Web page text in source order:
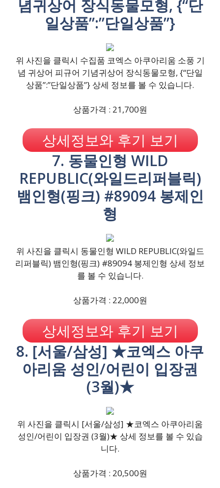
념귀상어 장식동물모형, {“단
일상품”:”단일상품”}
위 사진을 클릭시 수집품 코엑스 아쿠아리움 소풍 기
념 귀상어 피규어 기념귀상어 장식동물모형, {“단일
상품”:”단일상품”} 상세 정보를 볼 수 있습니다.
상품가격 : 21,700원
상세정보와 후기 보기
7. 동물인형 WILD
REPUBLIC(와일드리퍼블릭)
뱀인형(핑크) #89094 봉제인
형
위 사진을 클릭시 동물인형 WILD REPUBLIC(와일드
리퍼블릭) 뱀인형(핑크) #89094 봉제인형 상세 정보
를 볼 수 있습니다.
상품가격 : 22,000원
상세정보와 후기 보기
8. [서울/삼성] ★코엑스 아쿠
아리움 성인/어린이 입장권
(3월)★
위 사진을 클릭시 [서울/삼성] ★코엑스 아쿠아리움
성인/어린이 입장권 (3월)★ 상세 정보를 볼 수 있습
니다.
상품가격 : 20,500원